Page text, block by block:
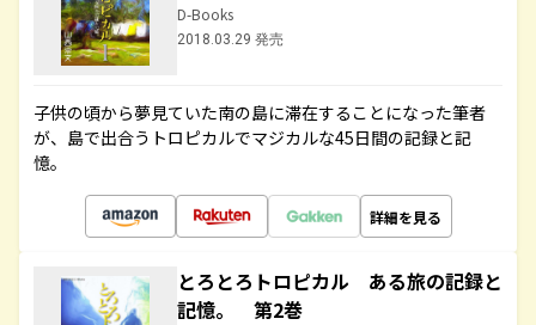
D-Books
2018.03.29 発売
子供の頃から夢見ていた南の島に滞在することになった筆者
が、島で出合うトロピカルでマジカルな45日間の記録と記
憶。
詳細を見る
とろとろトロピカル ある旅の記録と
記憶。 第2巻